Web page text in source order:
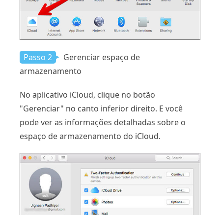
Passo 2
Gerenciar espaço de
armazenamento
No aplicativo iCloud, clique no botão
"Gerenciar" no canto inferior direito. E você
pode ver as informações detalhadas sobre o
espaço de armazenamento do iCloud.